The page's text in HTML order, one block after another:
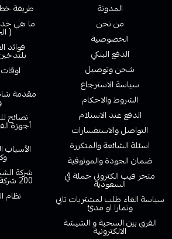
المدونة
من نحن
الخصوصية
الدفع البنكي
شحن وتوصيل
سياسة الاسترجاع
الشروط والاحكام
الدفع عند الاستلام
التواصل والاستفسارات
اسئلة الشائعة والمتكررة
ضمان الجودة والموثوقية
متجر فيب الكتروني جملة في
السعودية
سياسة الغاء طلب لمشتريات تابي
وتمارا او مدئ
الفرق بين السحبة و الشيشة
الالكترونية
طريقة
(
فوائد
مقدمة
نصائح
أجهزة
الأسباب
شركة
200 شركة شحن داخلية ودولية
نظام